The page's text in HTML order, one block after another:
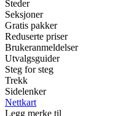
Steder
Seksjoner
Gratis pakker
Reduserte priser
Brukeranmeldelser
Utvalgsguider
Steg for steg
Trekk
Sidelenker
Nettkart
Legg merke til